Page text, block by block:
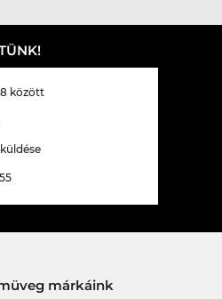
között
márkáink